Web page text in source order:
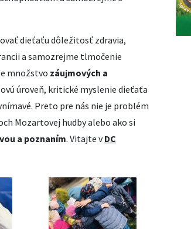
dieťaťu dôležitosť zdravia,
a samozrejme tlmočenie
množstvo záujmových a
úroveň, kritické myslenie dieťaťa
Preto pre nás nie je problém
Mozartovej hudby alebo ako si
a poznaním. Vitajte vDC